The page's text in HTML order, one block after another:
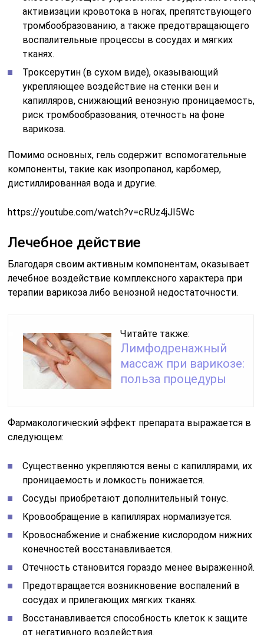
активизации кровотока в ногах, препятствующего
тромбообразованию, а также предотвращающего
воспалительные процессы в сосудах и мягких
тканях.
Троксерутин (в сухом виде), оказывающий
укрепляющее воздействие на стенки вен и
капилляров, снижающий венозную проницаемость,
риск тромбообразования, отечность на фоне
варикоза.
Помимо основных, гель содержит вспомогательные
компоненты, такие как изопропанол, карбомер,
дистиллированная вода и другие.
https://youtube.com/watch?v=cRUz4jJI5Wc
Лечебное действие
Благодаря своим активным компонентам, оказывает
лечебное воздействие комплексного характера при
терапии варикоза либо венозной недостаточности.
Читайте также:
Лимфодренажный
массаж при варикозе:
польза процедуры
Фармакологический эффект препарата выражается в
следующем:
Существенно укрепляются вены с капиллярами, их
проницаемость и ломкость понижается.
Сосуды приобретают дополнительный тонус.
Кровообращение в капиллярах нормализуется.
Кровоснабжение и снабжение кислородом нижних
конечностей восстанавливается.
Отечность становится гораздо менее выраженной.
Предотвращается возникновение воспалений в
сосудах и прилегающих мягких тканях.
Восстанавливается способность клеток к защите
от негативного воздействия.